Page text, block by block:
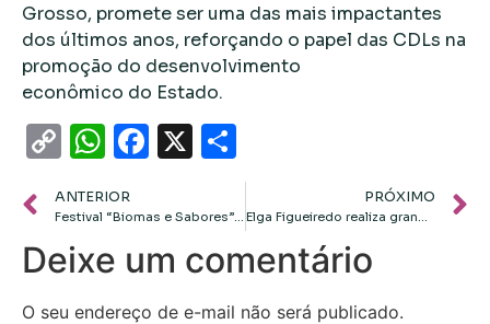
Grosso, promete ser uma das mais impactantes
dos últimos anos, reforçando o papel das CDLs na
promoção do desenvolvimento
econômico do Estado.
CopyWhatsApp
Facebook
X
ANTERIOR PRÓXIMO
Deixe um comentário
O seu endereço de e-mail não será publicado.